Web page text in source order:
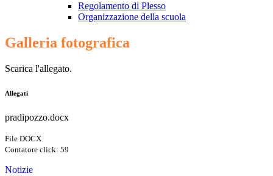
Regolamento di Plesso
Organizzazione della scuola
Galleria fotografica
Scarica l'allegato.
Allegati
pradipozzo.docx
File DOCX
Contatore click: 59
Notizie